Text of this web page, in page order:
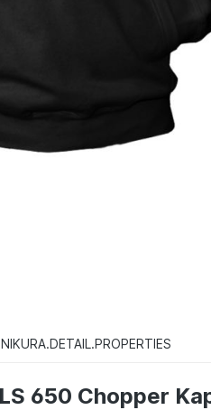
650 Chopper